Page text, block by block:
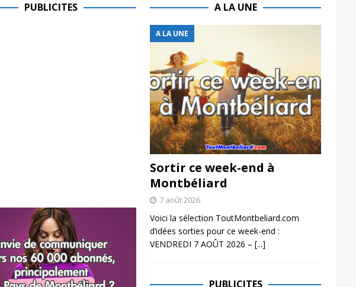
PUBLICITES A LA UNE
A LA UNE
Sortir ce week-end à
Montbéliard
7 août 2026
Voici la sélection ToutMontbeliard.com
d’idées sorties pour ce week-end :
VENDREDI 7 AOÛT 2026 – [...]
PUBLICITES